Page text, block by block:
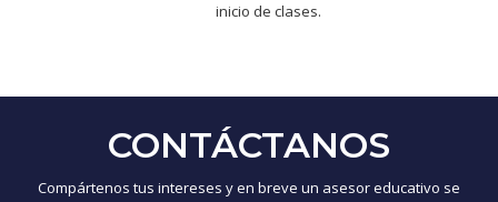
inicio de clases.
CONTÁCTANOS
Compártenos tus intereses y en breve un asesor educativo se